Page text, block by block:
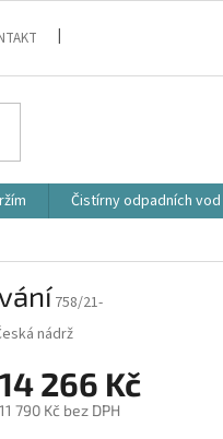
Čistírny odpadních vod
758/21-
nádrž
14 266 Kč
11 790 Kč bez DPH